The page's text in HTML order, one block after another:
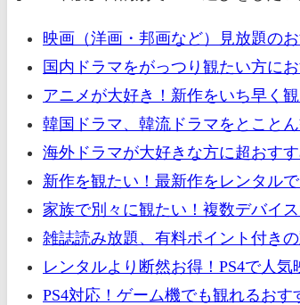
映画（洋画・邦画など）見放題の
国内ドラマをがっつり観たい方に
アニメが大好き！新作をいち早く
韓国ドラマ、韓流ドラマをとこと
海外ドラマが大好きな方に超おす
新作を観たい！最新作をレンタル
家族で別々に観たい！複数デバイ
雑誌読み放題、有料ポイント付き
レンタルより断然お得！PS4で人
PS4対応！ゲーム機でも観れるお